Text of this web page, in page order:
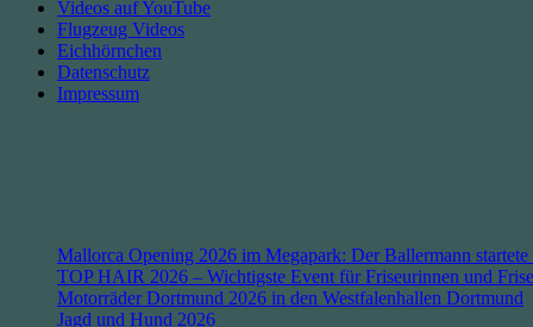
Videos auf YouTube
Flugzeug Videos
Eichhörnchen
Datenschutz
Impressum
Mallorca Opening 2026 im Megapark: Der Ballermann startete
TOP HAIR 2026 – Wichtigste Event für Friseurinnen und
Motorräder Dortmund 2026 in den Westfalenhallen Dortmund
Jagd und Hund 2026